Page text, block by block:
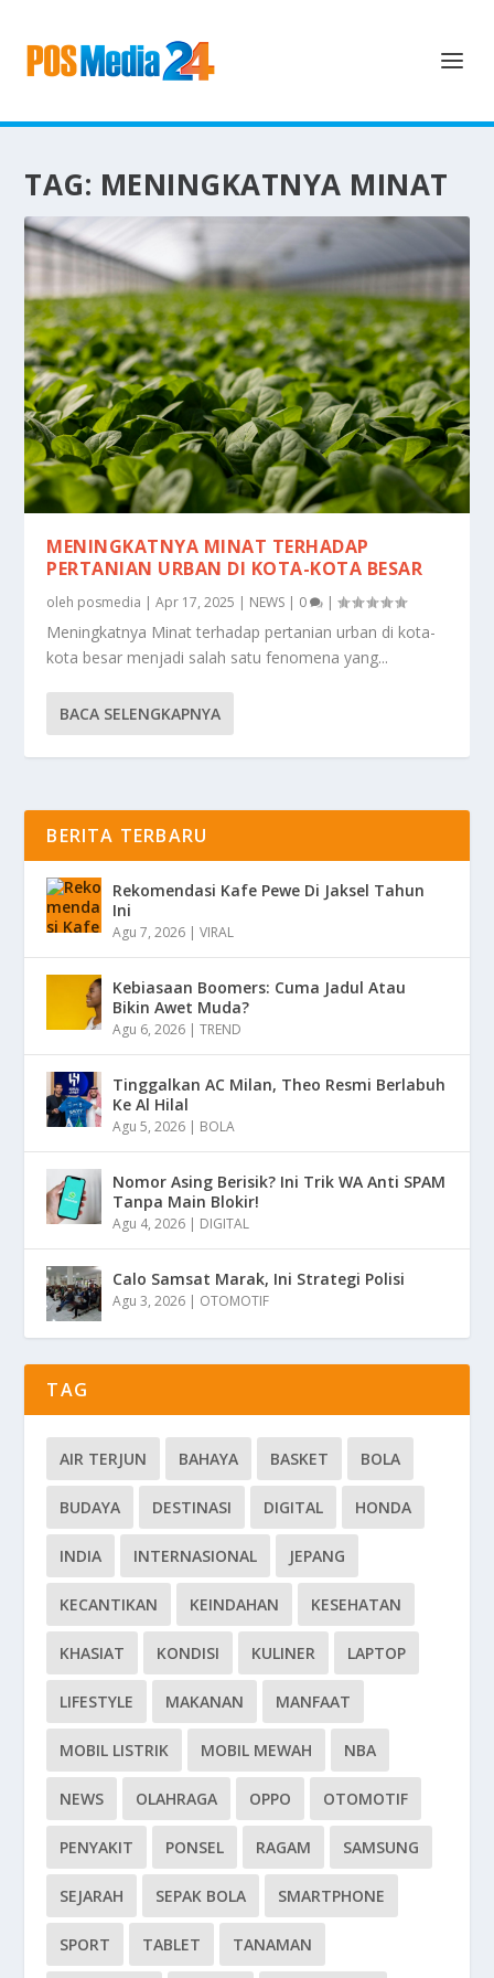
TAG: MENINGKATNYA MINAT
MENINGKATNYA MINAT TERHADAP
PERTANIAN URBAN DI KOTA-KOTA BESAR
oleh posmedia |Apr 17, 2025 | NEWS | 0 |
Meningkatnya Minat terhadap pertanian urban di kota-
kota besar menjadi salah satu fenomena yang...
BACA SELENGKAPNYA
BERITA TERBARU
Rekomendasi Kafe Pewe Di Jaksel Tahun
Ini
Agu 7, 2026 |VIRAL
Kebiasaan Boomers: Cuma Jadul Atau
Bikin Awet Muda?
Agu 6, 2026 |TREND
Tinggalkan AC Milan, Theo Resmi Berlabuh
Ke Al Hilal
Agu 5, 2026 | BOLA
Nomor Asing Berisik? Ini Trik WA Anti SPAM
Tanpa Main Blokir!
Agu 4, 2026 | DIGITAL
Calo Samsat Marak, Ini Strategi Polisi
Agu 3, 2026 | OTOMOTIF
TAG
AIR TERJUN BAHAYA BASKET BOLA
BUDAYA DESTINASI DIGITAL HONDA
INDIA INTERNASIONAL JEPANG
KECANTIKAN KEINDAHAN KESEHATAN
KHASIAT KONDISI KULINER LAPTOP
LIFESTYLE MAKANAN MANFAAT
MOBIL LISTRIK MOBIL MEWAH NBA
NEWS OLAHRAGA OPPO OTOMOTIF
PENYAKIT PONSEL RAGAM SAMSUNG
SEJARAH SEPAK BOLA SMARTPHONE
SPORT TABLET TANAMAN